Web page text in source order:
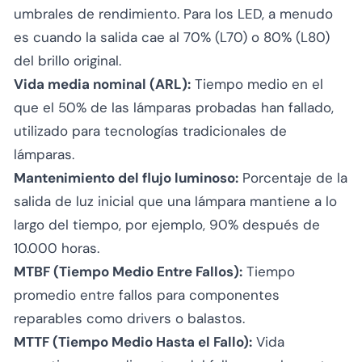
umbrales de rendimiento. Para los LED, a menudo
es cuando la salida cae al 70% (L70) o 80% (L80)
del brillo original.
Vida media nominal (ARL): Tiempo medio en el
que el 50% de las lámparas probadas han fallado,
utilizado para tecnologías tradicionales de
lámparas.
Mantenimiento del flujo luminoso: Porcentaje de la
salida de luz inicial que una lámpara mantiene a lo
largo del tiempo, por ejemplo, 90% después de
10.000 horas.
MTBF (Tiempo Medio Entre Fallos): Tiempo
promedio entre fallos para componentes
reparables como drivers o balastos.
MTTF (Tiempo Medio Hasta el Fallo): Vida